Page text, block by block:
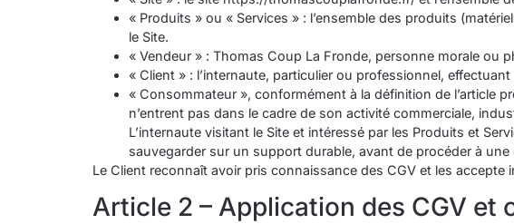
« Produits » ou « Services » : l’ensemble des produits
le Site.
« Vendeur » : Thomas Coup La Fronde, personne morale ou
« Client » : l’internaute, particulier ou professionnel,
« Consommateur », conformément à la définition de l’article
n’entrent pas dans le cadre de son activité commerciale,
L’internaute visitant le Site et intéressé par les Produits et
sauvegarder sur un support durable, avant de procéder à une
Le Client reconnaît avoir pris connaissance des CGV et les accepte
Article 2 – Application des CGV et